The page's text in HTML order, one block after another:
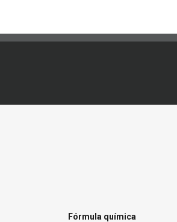
Fórmula química